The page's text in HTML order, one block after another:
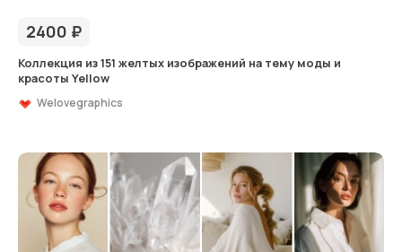
2400 ₽
Коллекция из 151 желтых изображений на тему моды и
красоты Yellow
Welovegraphics